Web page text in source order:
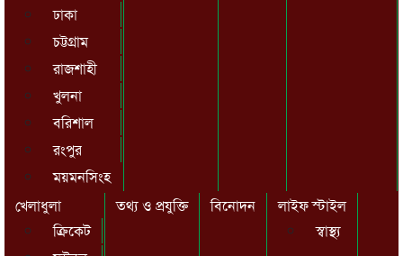
ঢাকা
চট্টগ্রাম
রাজশাহী
খুলনা
বরিশাল
রংপুর
ময়মনসিংহ
খেলাধুলা
ক্রিকেট
তথ্য ও প্রযুক্তি বিনোদন
লাইফ স্টাইল
স্বাস্থ্য